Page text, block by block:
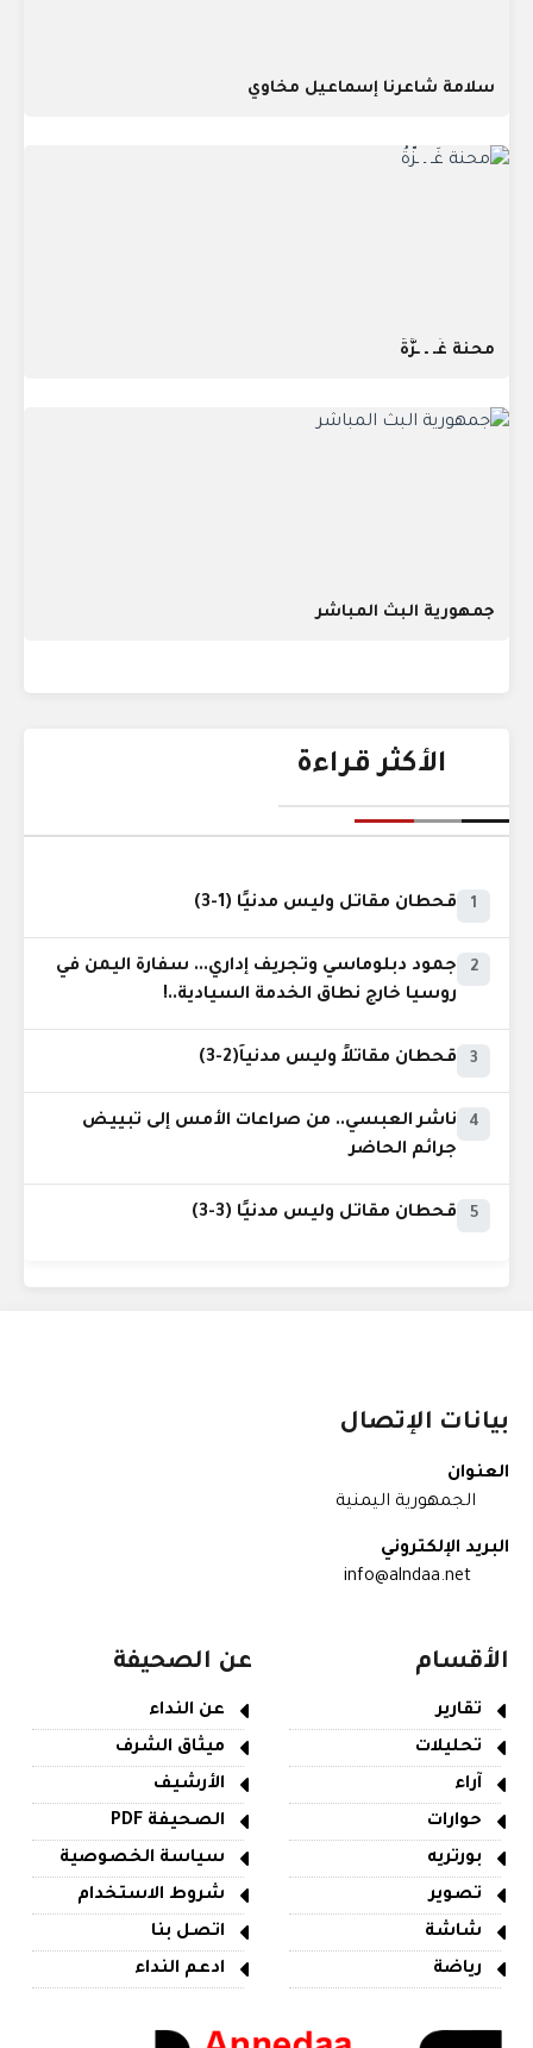
سلامة شاعرنا إسماعيل مخاوي
محنة غَـ ـ ـزَّةُ
جمهورية البث المباشر
الأكثر قراءة
1 قحطان مقاتل وليس مدنيًا (1-3)
2
جمود دبلوماسي وتجريف إداري... سفارة اليمن في
روسيا خارج نطاق الخدمة السيادية..!
3 قحطان مقاتلاً وليس مدنياً(2-3)
4
ناشر العبسي.. من صراعات الأمس إلى تبييض
جرائم الحاضر
5 قحطان مقاتل وليس مدنيًا (3-3)
بيانات الإتصال
العنوان
الجمهورية اليمنية
البريد الإلكتروني
info@alndaa.net
الأقسام
تقارير
تحليلات
آراء
حوارات
بورتريه
تصوير
شاشة
رياضة
عن الصحيفة
عن النداء
ميثاق الشرف
الأرشيف
الصحيفة PDF
سياسة الخصوصية
شروط الاستخدام
اتصل بنا
ادعم النداء